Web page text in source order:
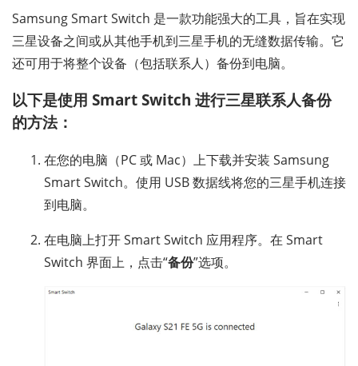
Samsung Smart Switch 是一款功能强大的工具，旨在实现
三星设备之间或从其他手机到三星手机的无缝数据传输。它
还可用于将整个设备（包括联系人）备份到电脑。
以下是使用 Smart Switch 进行三星联系人备份
的方法：
在您的电脑（PC 或 Mac）上下载并安装 Samsung
Smart Switch。使用 USB 数据线将您的三星手机连接
到电脑。
在电脑上打开 Smart Switch 应用程序。在 Smart
Switch 界面上，点击“备份”选项。